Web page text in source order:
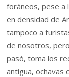
foráneos, pese a
en densidad de
tampoco a
de nosotros,
pasó, toma los
antigua, ochavas